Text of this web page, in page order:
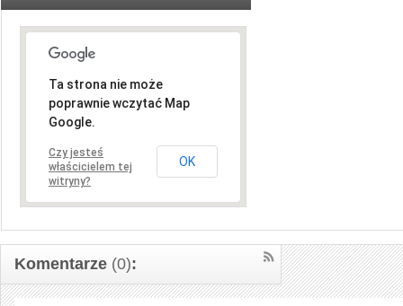
Ta strona nie może
poprawnie wczytać Map
Google.
Czy jesteś
właścicielem tej
witryny?
OK
Komentarze (0):